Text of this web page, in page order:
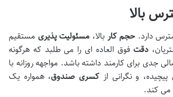
بالا
دارد. حجم کار بالا، مسئولیت پذیری مستقیم
دقتفوق العاده ای را می طلبد که هرگونه
جدی برای کارمند داشته باشد. مواجهه روزانه با
و نگرانی از کسری صندوق، همواره یک
می کند.